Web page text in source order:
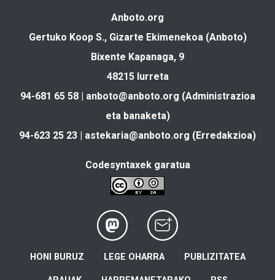
Anboto.org
Gertuko Koop S., Gizarte Ekimenekoa (Anboto)
Bixente Kapanaga, 9
48215 Iurreta
94-681 65 58 | anboto@anboto.org (Administrazioa
eta banaketa)
94-623 25 23 | astekaria@anboto.org (Erredakzioa)
Codesyntaxek garatua
HONI BURUZ LEGE OHARRA PUBLIZITATEA